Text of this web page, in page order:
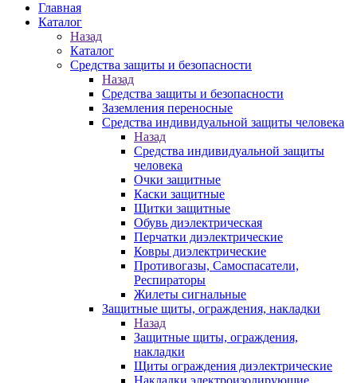
Главная
Каталог
Назад
Каталог
Средства защиты и безопасности
Назад
Средства защиты и безопасности
Заземления переносные
Средства индивидуальной защиты человека
Назад
Средства индивидуальной защиты
человека
Очки защитные
Каски защитные
Щитки защитные
Обувь диэлектрическая
Перчатки диэлектрические
Ковры диэлектрические
Противогазы, Самоспасатели,
Респираторы
Жилеты сигнальные
Защитные щиты, ограждения, накладки
Назад
Защитные щиты, ограждения,
накладки
Щиты ограждения диэлектрические
Накладки электроизолирующие